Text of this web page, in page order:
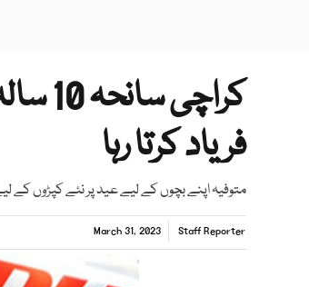
فریاد کرتا رہا
متوفیہ اپنے بچوں کے لیے عید پر نئے کپڑوں کے
Staff Reporter
March 31, 2023